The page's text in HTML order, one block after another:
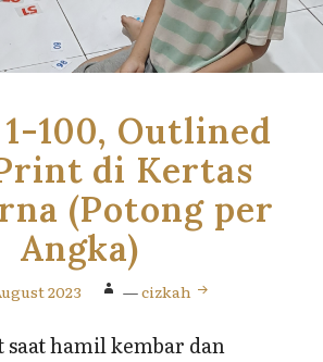
100, Outlined
di Kertas
(Potong per
Angka)
2023 —cizkah
hamil kembar dan